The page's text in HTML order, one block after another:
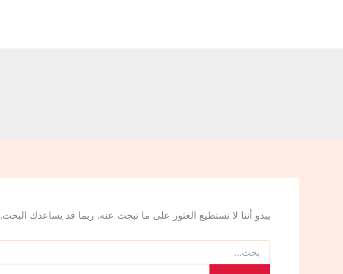
يبدو أننا لا نستطيع العثور على ما تبحث عنه. ربما قد يساعدك البحث.